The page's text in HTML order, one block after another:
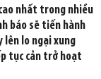
nhất trong nhiều
báo sẽ tiến hành
lên lo ngại xung
tục cản trở hoạt